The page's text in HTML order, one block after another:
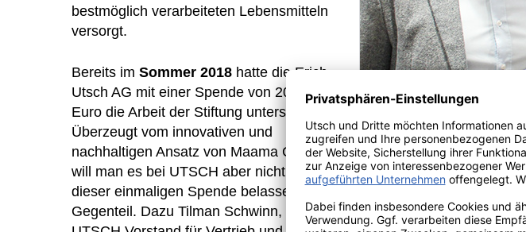
bestmöglich verarbeiteten Lebensmitteln
versorgt.
Bereits im Sommer 2018 hatte die Erich
Utsch AG mit einer Spende von 20.000
Euro die Arbeit der Stiftung unterstützt.
Überzeugt vom innovativen und
nachhaltigen Ansatz von Maama Care
will man es bei UTSCH aber nicht bei
dieser einmaligen Spende belassen – im
Gegenteil. Dazu Tilman Schwinn,